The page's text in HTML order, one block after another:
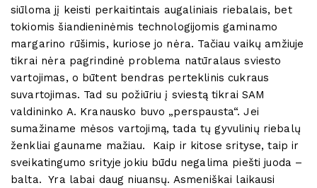
siūloma jį keisti perkaitintais augaliniais riebalais, bet
tokiomis šiandieninėmis technologijomis gaminamo
margarino rūšimis, kuriose jo nėra. Tačiau vaikų amžiuje
tikrai nėra pagrindinė problema natūralaus sviesto
vartojimas, o būtent bendras perteklinis cukraus
suvartojimas. Tad su požiūriu į sviestą tikrai SAM
valdininko A. Kranausko buvo „perspausta“. Jei
sumažiname mėsos vartojimą, tada tų gyvulinių riebalų
ženkliai gauname mažiau. Kaip ir kitose srityse, taip ir
sveikatingumo srityje jokiu būdu negalima piešti juoda –
balta. Yra labai daug niuansų. Asmeniškai laikausi